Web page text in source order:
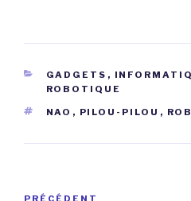
CATÉGORIES
GADGETS ,
ROBOTIQUE
ÉTIQUETTES
NAO , PILOU-PILOU ,
Navigation